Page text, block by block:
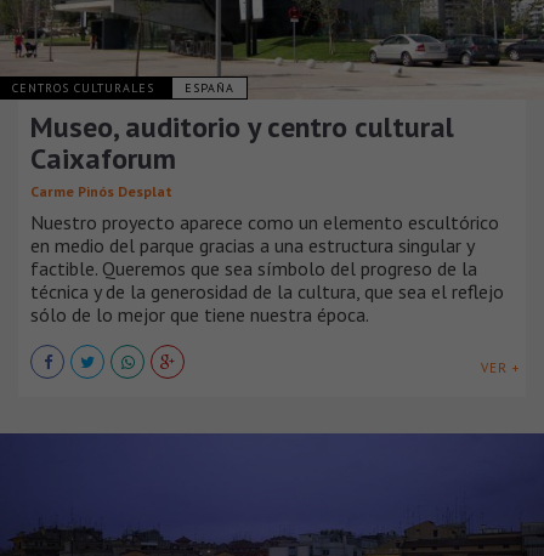
CENTROS CULTURALES ESPAÑA
Museo, auditorio y centro cultural
Caixaforum
Carme Pinós Desplat
Nuestro proyecto aparece como un elemento escultórico
en medio del parque gracias a una estructura singular y
factible. Queremos que sea símbolo del progreso de la
técnica y de la generosidad de la cultura, que sea el reflejo
sólo de lo mejor que tiene nuestra época.
VER +